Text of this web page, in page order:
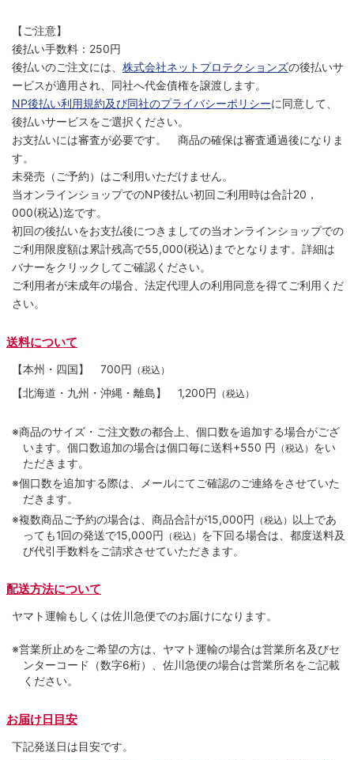
【ご注意】
後払い手数料：250円
後払いのご注文には、 株式会社ネットプロテクションズの後払いサ
ービスが適用され、同社へ代金債権を譲渡します。
NP後払い利用規約及び同社のプライバシーポリシーに同意して、
後払いサービスをご選択ください。
お支払いには審査が必要です。 商品の確保は審査通過後になりま
す。
未発売（ご予約）はご利用いただけません。
当オンラインショップでのNP後払い初回ご利用時は合計20，
000(税込)迄です。
初回の後払いをお支払後につきましての当オンラインショップでの
ご利用限度額は累計残高で55,000(税込)までとなります。詳細は
バナーをクリックしてご確認ください。
ご利用者が未成年の場合、法定代理人の利用同意を得てご利用くだ
さい。
送料について
【本州・四国】 700円 （税込）
【北海道・九州・沖縄・離島】 1,200円 （税込）
※商品のサイズ・ご注文数の都合上、個口数を追加する場合がござ
います。個口数追加の場合は個口毎に送料+550 円 （税込） をい
ただきます。
※個口数を追加する際は、メールにてご確認のご連絡をさせていた
だきます。
※複数商品ご予約の場合は、商品合計が15,000円 （税込） 以上であ
っても1回の発送で15,000円 （税込） を下回る場合は、都度送料及
び代引手数料をご請求させていただきます。
配送方法について
ヤマト運輸もしくは佐川急便でのお届けになります。
※営業所止めをご希望の方は、ヤマト運輸の場合は営業所名及びセ
ンターコード（数字6桁）、佐川急便の場合は営業所名をご記載
ください。
お届け日目安
下記発送日は目安です。